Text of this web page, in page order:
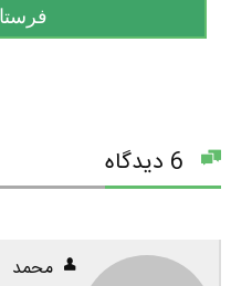
محمد